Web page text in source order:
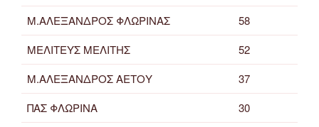
Μ.ΑΛΕΞΑΝΔΡΟΣ ΦΛΩΡΙΝΑΣ
58
ΜΕΛΙΤΕΥΣ ΜΕΛΙΤΗΣ
52
Μ.ΑΛΕΞΑΝΔΡΟΣ ΑΕΤΟΥ
37
ΠΑΣ ΦΛΩΡΙΝΑ
30